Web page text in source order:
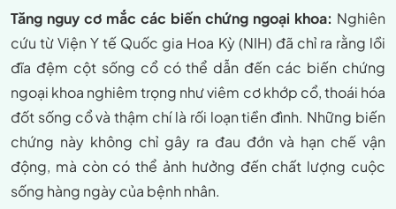
Tăng nguy cơ mắc các biến chứng ngoại khoa: Nghiên
cứu từ Viện Y tế Quốc gia Hoa Kỳ (NIH) đã chỉ ra rằng lồi
đĩa đệm cột sống cổ có thể dẫn đến các biến chứng
ngoại khoa nghiêm trọng như viêm cơ khớp cổ, thoái hóa
đốt sống cổ và thậm chí là rối loạn tiền đình. Những biến
chứng này không chỉ gây ra đau đớn và hạn chế vận
động, mà còn có thể ảnh hưởng đến chất lượng cuộc
sống hàng ngày của bệnh nhân.